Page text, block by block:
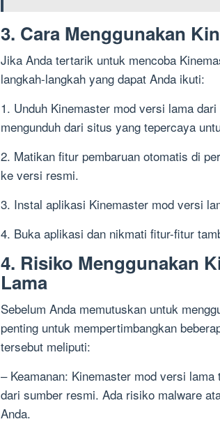
3. Cara Menggunakan
Jika Anda tertarik untuk mencoba
langkah-langkah yang dapat Anda ikuti:
1. Unduh Kinemaster mod versi lama
mengunduh dari situs yang tepercaya
2. Matikan fitur pembaruan otomatis di
ke versi resmi.
3. Instal aplikasi Kinemaster mod versi
4. Buka aplikasi dan nikmati fitur-fitur
4. Risiko Menggunakan
Lama
Sebelum Anda memutuskan untuk
penting untuk mempertimbangkan
tersebut meliputi:
– Keamanan: Kinemaster mod versi
dari sumber resmi. Ada risiko malware
Anda.